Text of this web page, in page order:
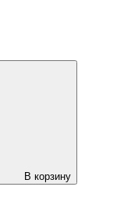
В корзину